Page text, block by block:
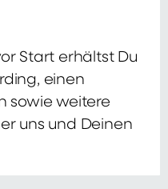
Start erhältst Du
einen
sowie weitere
uns und Deinen